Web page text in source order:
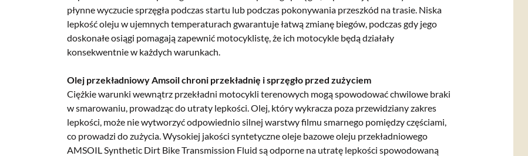
płynne wyczucie sprzęgła podczas startu lub podczas pokonywania przeszkód na trasie. Niska
lepkość oleju w ujemnych temperaturach gwarantuje łatwą zmianę biegów, podczas gdy jego
doskonałe osiągi pomagają zapewnić motocyklistę, że ich motocykle będą działały
konsekwentnie w każdych warunkach.
Olej przekładniowy Amsoil chroni przekładnię i sprzęgło przed zużyciem
Ciężkie warunki wewnątrz przekładni motocykli terenowych mogą spowodować chwilowe braki
w smarowaniu, prowadząc do utraty lepkości.Olej, który wykracza poza przewidziany zakres
lepkości, może nie wytworzyć odpowiednio silnej warstwy filmu smarnego pomiędzy częściami,
co prowadzi do zużycia.Wysokiej jakości syntetyczne oleje bazowe oleju przekładniowego
AMSOIL Synthetic Dirt Bike Transmission Fluid są odporne na utratę lepkości spowodowaną